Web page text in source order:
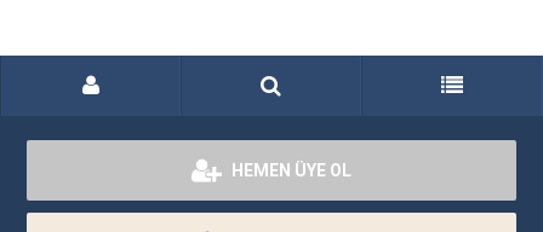
HEMEN ÜYE OL